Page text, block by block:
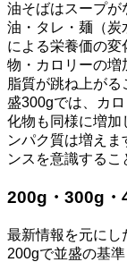
油そばはスープが
油・タレ・麺（炭
による栄養価の
物・カロリーの増
脂質が跳ね上が
盛300gでは、カ
化物も同様に増加
ンパク質は増え
ンスを意識するこ
200g・300g・
最新情報を元にし
200gで並盛の基